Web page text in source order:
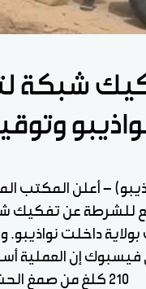
شبكة
- أعلن المكتب
للشرطة عن
بولاية داخلت
210 كلغ من صمغ الحشيش، إضافة إلى حجز 8